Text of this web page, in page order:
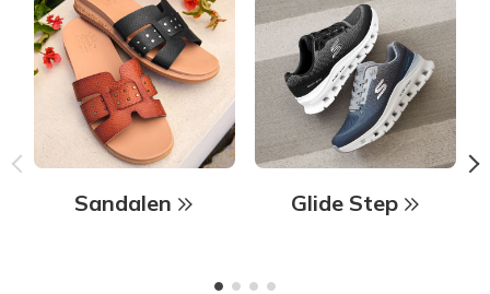
Sandalen Glide Step